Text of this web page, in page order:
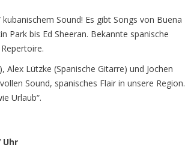
Sound! Es gibt Songs von Buena
Park bis Ed Sheeran. Bekannte spanische
Alex Lützke (Spanische Gitarre) und Jochen
Sound, spanisches Flair in unsere Region.
Urlaub“.
Uhr